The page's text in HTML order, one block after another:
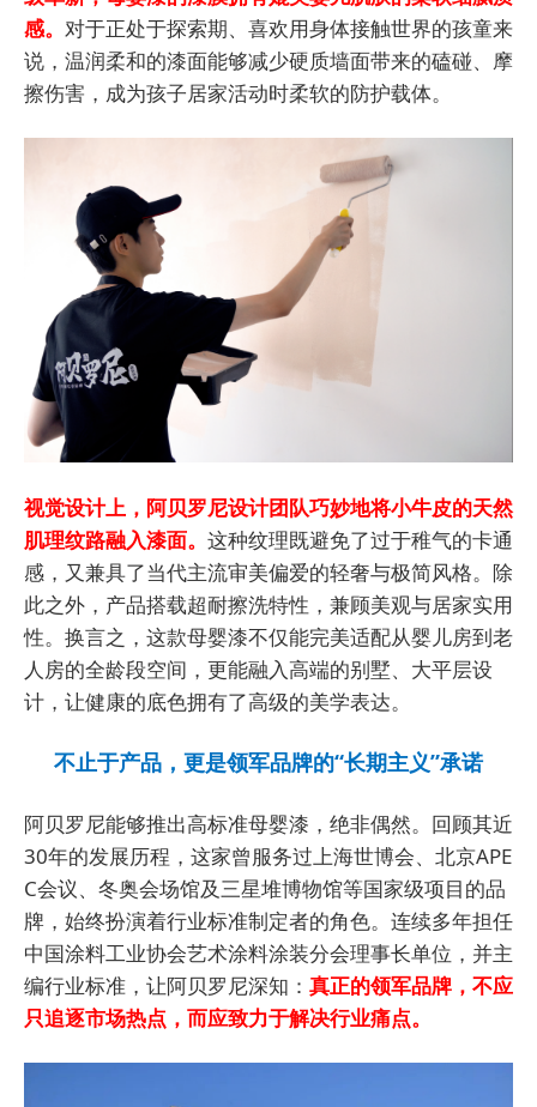
感。 对于正处于探索期、喜欢用身体接触世界的孩童来
说，温润柔和的漆面能够减少硬质墙面带来的磕碰、摩
擦伤害，成为孩子居家活动时柔软的防护载体。
视觉设计上，阿贝罗尼设计团队巧妙地将小牛皮的天然
肌理纹路融入漆面。 这种纹理既避免了过于稚气的卡通
感，又兼具了当代主流审美偏爱的轻奢与极简风格。除
此之外，产品搭载超耐擦洗特性，兼顾美观与居家实用
性。换言之，这款母婴漆不仅能完美适配从婴儿房到老
人房的全龄段空间，更能融入高端的别墅、大平层设
计，让健康的底色拥有了高级的美学表达。
不止于产品，更是领军品牌的“长期主义”承诺
阿贝罗尼能够推出高标准母婴漆，绝非偶然。回顾其近
30年的发展历程，这家曾服务过上海世博会、北京APE
C会议、冬奥会场馆及三星堆博物馆等国家级项目的品
牌，始终扮演着行业标准制定者的角色。连续多年担任
中国涂料工业协会艺术涂料涂装分会理事长单位，并主
编行业标准，让阿贝罗尼深知： 真正的领军品牌，不应
只追逐市场热点，而应致力于解决行业痛点。